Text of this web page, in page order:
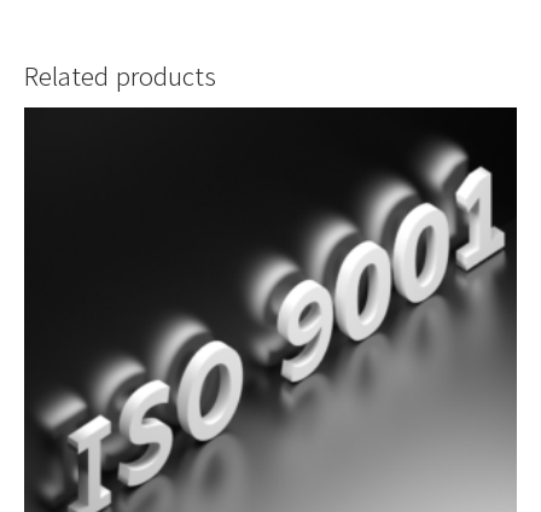
Related products